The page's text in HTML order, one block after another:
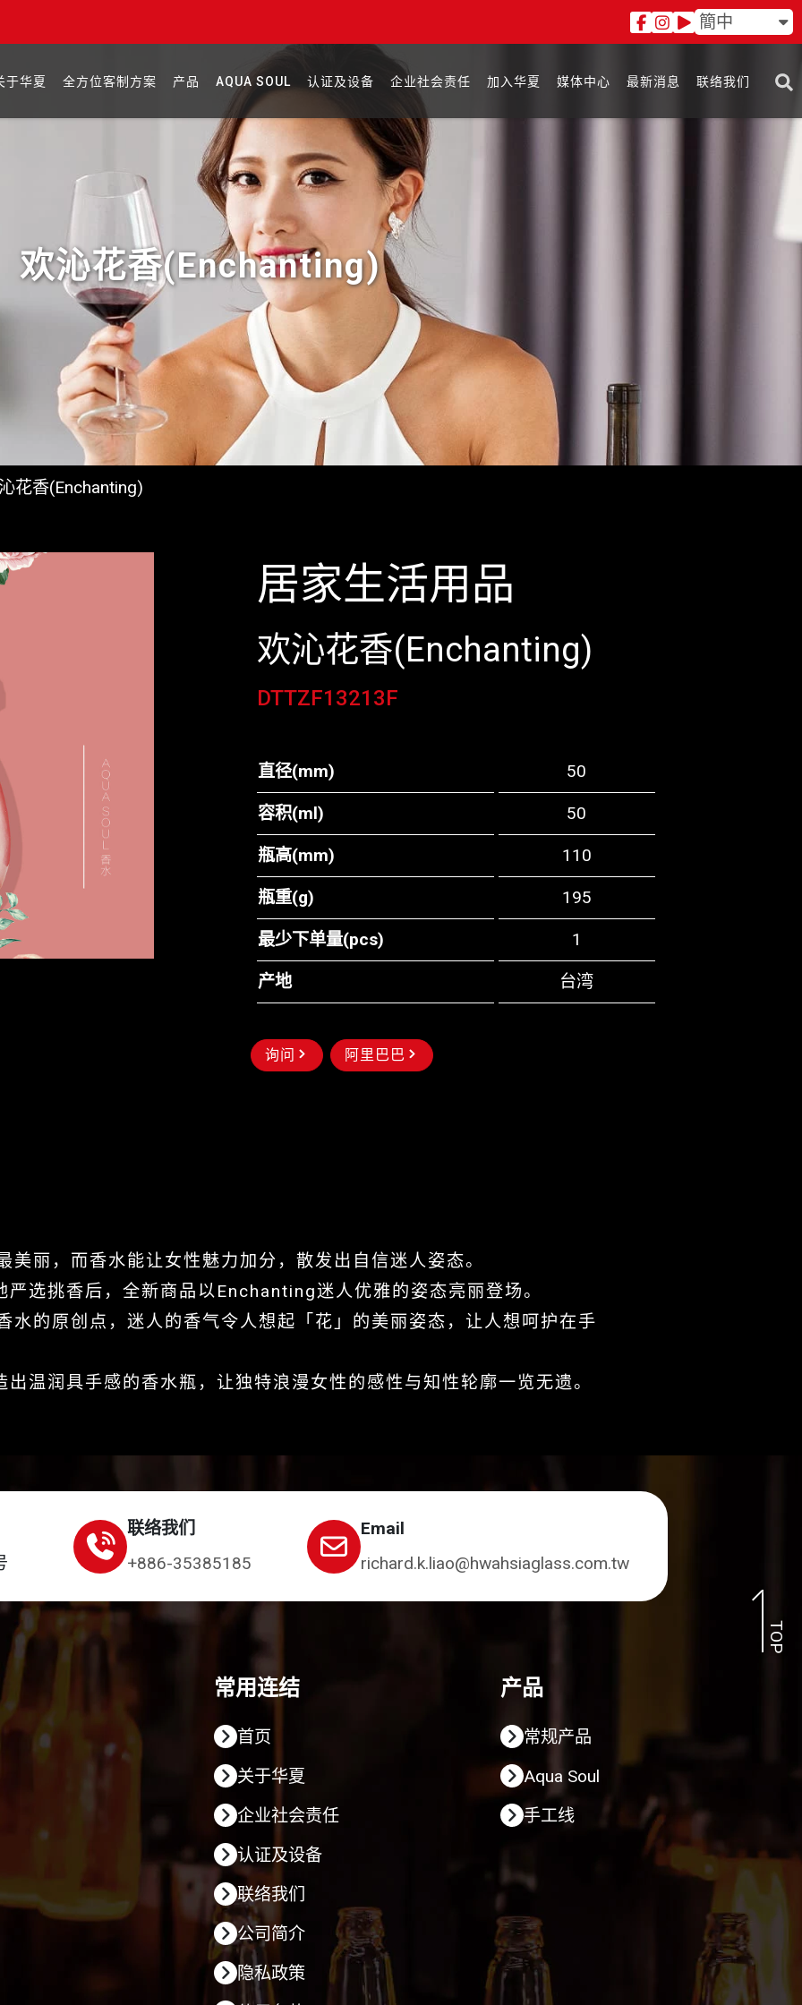
簡中
于华夏 全方位客制方案 产品 AQUA SOUL 认证及设备 企业社会责任 加入华夏 媒体中心 最新消息 联络我们
欢沁花香(Enchanting)
花香(Enchanting)
居家生活用品
欢沁花香(Enchanting)
DTTZF13213F
直径(mm) 50
容积(ml) 50
瓶高(mm) 110
瓶重(g) 195
最少下单量(pcs) 1
产地 台湾
询问 阿里巴巴
美丽，而香水能让女性魅力加分，散发出自信迷人姿态。
严选挑香后，全新商品以Enchanting迷人优雅的姿态亮丽登场。
水的原创点，迷人的香气令人想起「花」的美丽姿态，让人想呵护在手
温润具手感的香水瓶，让独特浪漫女性的感性与知性轮廓一览无遗。
TOP
联络我们
+886-35385185
Email
richard.k.liao@hwahsiaglass.com.tw
常用连结
首页
关于华夏
企业社会责任
认证及设备
联络我们
公司简介
隐私政策
产品
常规产品
Aqua Soul
手工线